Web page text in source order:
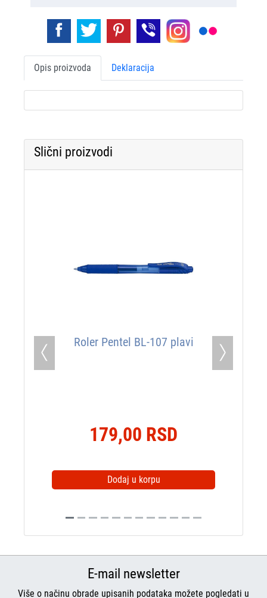
Opis proizvoda Deklaracija
Slični proizvodi
Roler Pentel BL-107 plavi
179,00 RSD
Dodaj u korpu
Previous Next
E-mail newsletter
Više o načinu obrade upisanih podataka možete pogledati u